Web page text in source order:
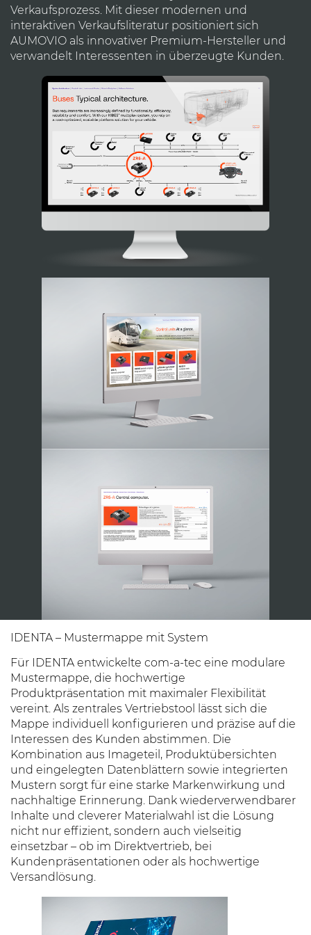
Verkaufsprozess. Mit dieser modernen und
interaktiven Verkaufsliteratur positioniert sich
AUMOVIO als innovativer Premium-Hersteller und
verwandelt Interessenten in überzeugte Kunden.
IDENTA – Mustermappe mit System
Für IDENTA entwickelte com-a-tec eine modulare
Mustermappe, die hochwertige
Produktpräsentation mit maximaler Flexibilität
vereint. Als zentrales Vertriebstool lässt sich die
Mappe individuell konfigurieren und präzise auf die
Interessen des Kunden abstimmen. Die
Kombination aus Imageteil, Produktübersichten
und eingelegten Datenblättern sowie integrierten
Mustern sorgt für eine starke Markenwirkung und
nachhaltige Erinnerung. Dank wiederverwendbarer
Inhalte und cleverer Materialwahl ist die Lösung
nicht nur effizient, sondern auch vielseitig
einsetzbar – ob im Direktvertrieb, bei
Kundenpräsentationen oder als hochwertige
Versandlösung.